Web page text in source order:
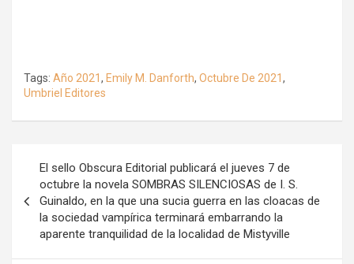
Tags: Año 2021, Emily M. Danforth, Octubre De 2021,
Umbriel Editores
entradas
El sello Obscura Editorial publicará el jueves 7 de
octubre la novela SOMBRAS SILENCIOSAS de I. S.
Guinaldo, en la que una sucia guerra en las cloacas de
la sociedad vampírica terminará embarrando la
aparente tranquilidad de la localidad de Mistyville